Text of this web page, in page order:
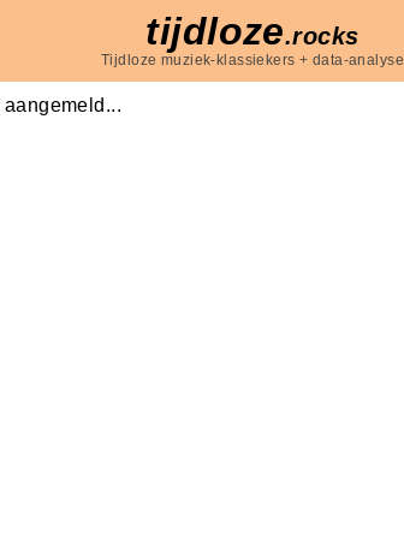
tijdloze.rocks
Tijdloze muziek-klassiekers + data-analyse